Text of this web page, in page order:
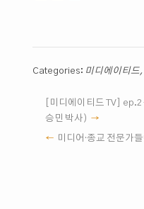
Categories: 미디에이티드,
[미디에이티드 TV]
승민 박사)
미디어·종교 전문가